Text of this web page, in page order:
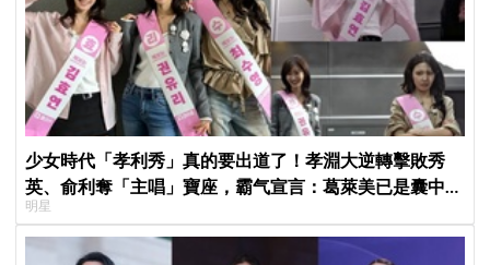
少女時代「孝利秀」真的要出道了！孝淵大逆轉擊敗秀
英、俞利奪「主唱」寶座，霸气宣言：葛萊美已是囊中
物！
明星